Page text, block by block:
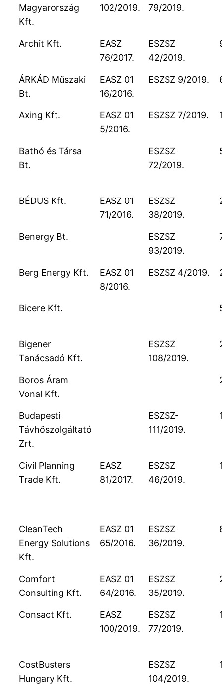
Magyarország
Kft.
102/2019.
79/2019.
Archit Kft.
EASZ
76/2017.
ESZSZ
42/2019.
ÁRKÁD Műszaki
Bt.
EASZ 01
16/2016.
ESZSZ 9/2019.
Axing Kft.
EASZ 01
5/2016.
ESZSZ 7/2019.
Bathó és Társa
Bt.
ESZSZ
72/2019.
BÉDUS Kft.
EASZ 01
71/2016.
ESZSZ
38/2019.
Benergy Bt.
ESZSZ
93/2019.
Berg Energy Kft.
EASZ 01
8/2016.
ESZSZ 4/2019.
Bicere Kft.
Bigener
Tanácsadó Kft.
ESZSZ
108/2019.
Boros Áram
Vonal Kft.
Budapesti
Távhőszolgáltató
Zrt.
ESZSZ-
111/2019.
Civil Planning
Trade Kft.
EASZ
81/2017.
ESZSZ
46/2019.
CleanTech
Energy Solutions
Kft.
EASZ 01
65/2016.
ESZSZ
36/2019.
Comfort
Consulting Kft.
EASZ 01
64/2016.
ESZSZ
35/2019.
Consact Kft.
EASZ
100/2019.
ESZSZ
77/2019.
CostBusters
Hungary Kft.
ESZSZ
104/2019.